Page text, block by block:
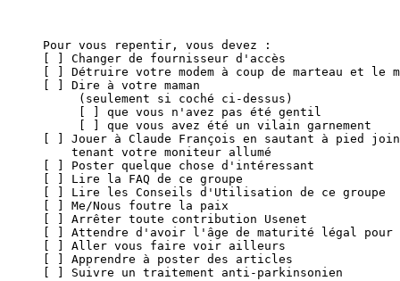
Pour vous repentir, vous devez :
[ ] Changer de fournisseur d'accès
[ ] Détruire votre modem à coup de marteau et le
[ ] Dire à votre maman
     (seulement si coché ci-dessus)
     [ ] que vous n'avez pas été gentil
     [ ] que vous avez été un vilain garnement
[ ] Jouer à Claude François en sautant à pied
    tenant votre moniteur allumé
[ ] Poster quelque chose d'intéressant
[ ] Lire la FAQ de ce groupe
[ ] Lire les Conseils d'Utilisation de ce groupe
[ ] Me/Nous foutre la paix
[ ] Arrêter toute contribution Usenet
[ ] Attendre d'avoir l'âge de maturité légal pour
[ ] Aller vous faire voir ailleurs
[ ] Apprendre à poster des articles
[ ] Suivre un traitement anti-parkinsonien